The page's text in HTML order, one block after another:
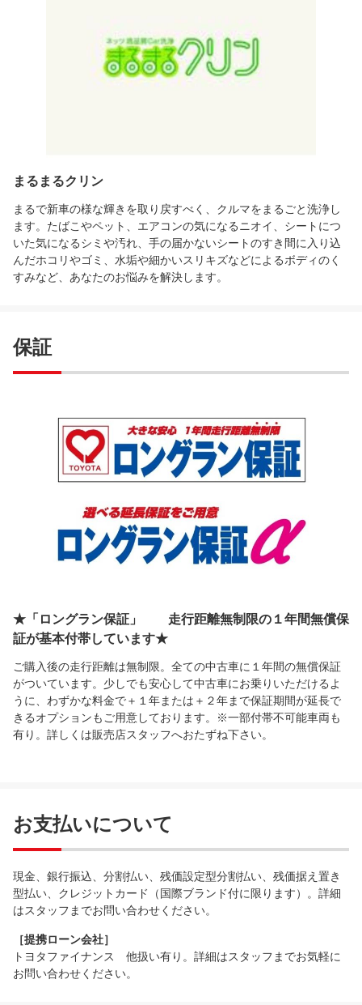
まるまるクリン
まるで新車の様な輝きを取り戻すべく、クルマをまるごと洗浄し
ます。たばこやペット、エアコンの気になるニオイ、シートにつ
いた気になるシミや汚れ、手の届かないシートのすき間に入り込
んだホコリやゴミ、水垢や細かいスリキズなどによるボディのく
すみなど、あなたのお悩みを解決します。
保証
★「ロングラン保証」 走行距離無制限の１年間無償保
証が基本付帯しています★
ご購入後の走行距離は無制限。全ての中古車に１年間の無償保証
がついています。少しでも安心して中古車にお乗りいただけるよ
うに、わずかな料金で＋１年または＋２年まで保証期間が延長で
きるオプションもご用意しております。※一部付帯不可能車両も
有り。詳しくは販売店スタッフへおたずね下さい。
お支払いについて
現金、銀行振込、分割払い、残価設定型分割払い、残価据え置き
型払い、クレジットカード（国際ブランド付に限ります）。詳細
はスタッフまでお問い合わせください。
［提携ローン会社］
トヨタファイナンス 他扱い有り。詳細はスタッフまでお気軽に
お問い合わせください。